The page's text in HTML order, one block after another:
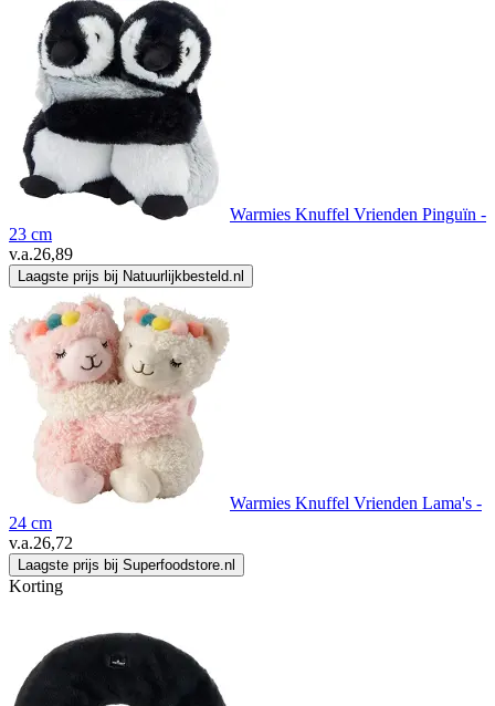
Warmies Knuffel Vrienden Pinguïn -
23 cm
v.a.26,89
Laagste prijs bij Natuurlijkbesteld.nl
Warmies Knuffel Vrienden Lama's -
24 cm
v.a.26,72
Laagste prijs bij Superfoodstore.nl
Korting